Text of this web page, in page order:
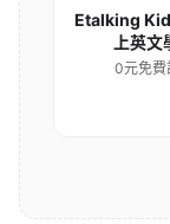
Etalking
上英文
0元免費